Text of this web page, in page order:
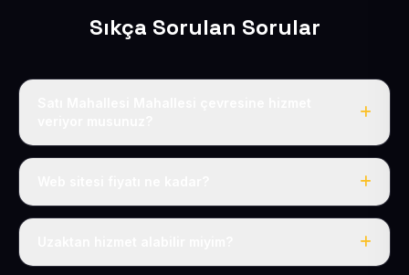
Sıkça Sorulan Sorular
Evet, Satı Mahallesi dahil tüm Develi ve Develi
Tek fiyat: yılda 50 USD + KDV, her şey dahil.